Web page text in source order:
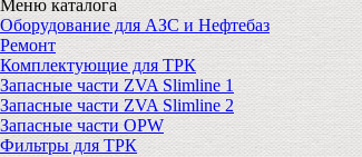
Меню каталога
Оборудование для АЗС и Нефтебаз
Ремонт
Комплектующие для ТРК
Запасные части ZVA Slimline 1
Запасные части ZVA Slimline 2
Запасные части OPW
Фильтры для ТРК